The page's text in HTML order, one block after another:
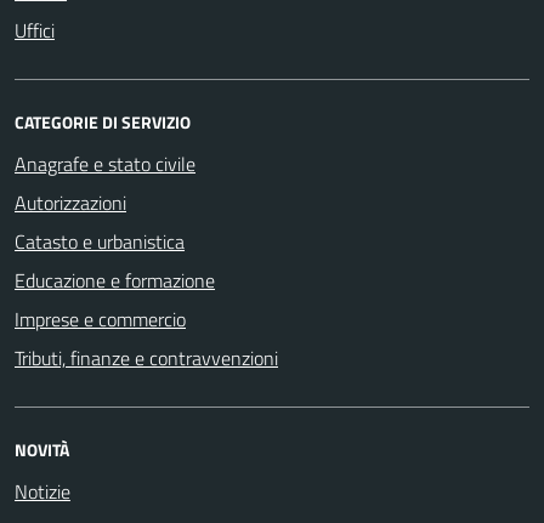
Uffici
CATEGORIE DI SERVIZIO
Anagrafe e stato civile
Autorizzazioni
Catasto e urbanistica
Educazione e formazione
Imprese e commercio
Tributi, finanze e contravvenzioni
NOVITÀ
Notizie